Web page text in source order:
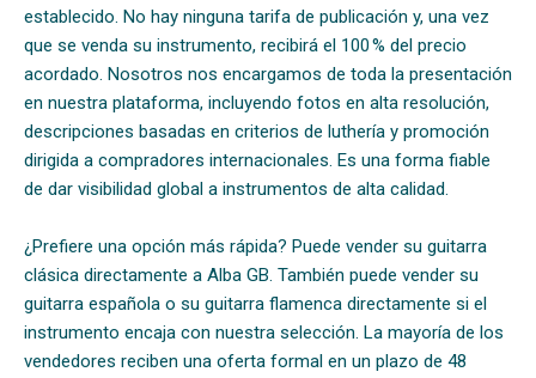
establecido. No hay ninguna tarifa de publicación y, una vez
que se venda su instrumento, recibirá el 100 % del precio
acordado. Nosotros nos encargamos de toda la presentación
en nuestra plataforma, incluyendo fotos en alta resolución,
descripciones basadas en criterios de luthería y promoción
dirigida a compradores internacionales. Es una forma fiable
de dar visibilidad global a instrumentos de alta calidad.
¿Prefiere una opción más rápida? Puede vender su guitarra
clásica directamente a Alba GB. También puede vender su
guitarra española o su guitarra flamenca directamente si el
instrumento encaja con nuestra selección. La mayoría de los
vendedores reciben una oferta formal en un plazo de 48